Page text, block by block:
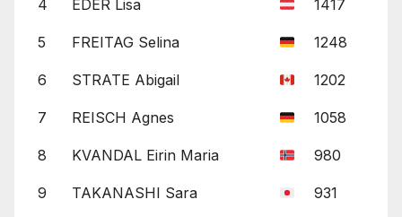
4 EDER Lisa 1417
5 FREITAG Selina 1248
6 STRATE Abigail 1202
7 REISCH Agnes 1058
8 KVANDAL Eirin Maria 980
9 TAKANASHI Sara 931